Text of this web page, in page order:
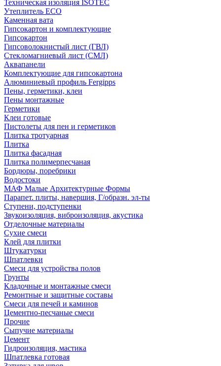
Техническая изоляция ISOTEC
Утеплитель ECO
Каменная вата
Гипсокартон и комплектующие
Гипсокартон
Гипсоволокнистый лист (ГВЛ)
Стекломагниевый лист (СМЛ)
Аквапанели
Комплектующие для гипсокартона
Алюминиевый профиль Fergipps
Пены, герметики, клеи
Пены монтажные
Герметики
Клеи готовые
Пистолеты для пен и герметиков
Плитка тротуарная
Плитка
Плитка фасадная
Плитка полимерпесчаная
Бордюры, поребрики
Водостоки
МАФ Малые Архитектурные Формы
Парапет. плиты, навершия, Г/образн. эл-ты
Ступени, подступенки
Звукоизоляция, виброизоляция, акустика
Отделочные материалы
Сухие смеси
Клей для плитки
Штукатурки
Шпатлевки
Смеси для устройства полов
Грунты
Кладочные и монтажные смеси
Ремонтные и защитные составы
Смеси для печей и каминов
Цементно-песчаные смеси
Прочие
Сыпучие материалы
Цемент
Гидроизоляция, мастика
Шпатлевка готовая